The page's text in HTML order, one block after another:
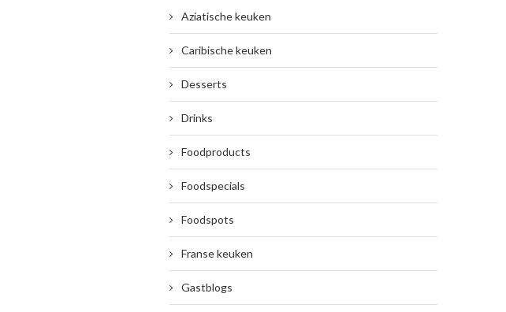
Aziatische keuken
Caribische keuken
Desserts
Drinks
Foodproducts
Foodspecials
Foodspots
Franse keuken
Gastblogs